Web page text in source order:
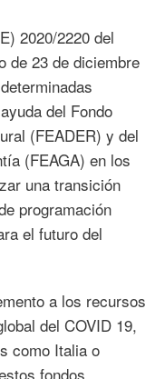
2020/2220 del
de 23 de diciembre
del Fondo
(FEADER) y del
(FEAGA) en los
una transición
programación
el futuro del
a los recursos
del COVID 19,
como Italia o
fondos,